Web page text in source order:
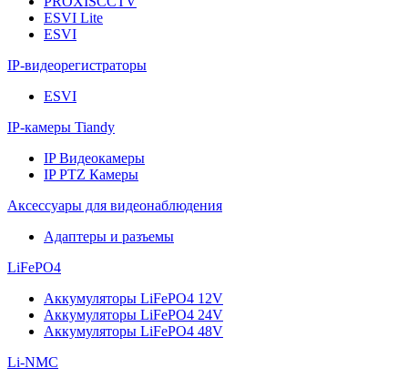
ESVI Lite
ESVI
IP-видеорегистраторы
ESVI
IP-камеры Tiandy
IP Видеокамеры
IP PTZ Камеры
Аксессуары для видеонаблюдения
Адаптеры и разъемы
LiFePO4
Аккумуляторы LiFePO4 12V
Аккумуляторы LiFePO4 24V
Аккумуляторы LiFePO4 48V
Li-NMC